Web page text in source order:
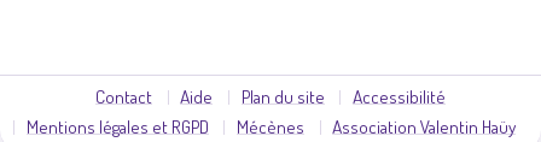
Contact Aide Plan du site
Accessibilité
Mentions légales et RGPD
Mécènes Association Valentin Haüy